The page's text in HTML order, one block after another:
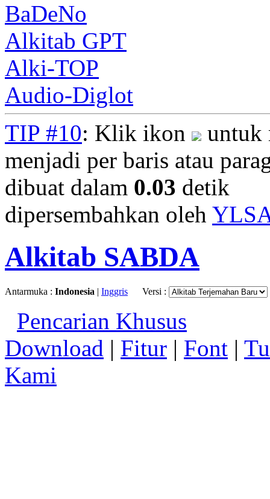
BaDeNo
Alkitab GPT
Alki-TOP
Audio-Diglot
TIP #10: Klik ikon
untuk
menjadi per baris atau
dibuat dalam 0.03 detik
dipersembahkan oleh
Alkitab SABDA
Antarmuka : Indonesia | Inggris Versi :
Pencarian Khusus
Download | Fitur | Font |
Kami